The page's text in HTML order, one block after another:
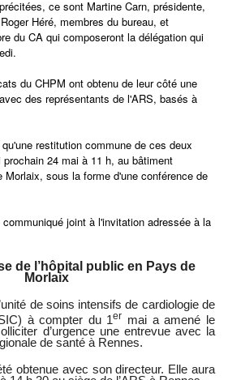
ce sont Martine Carn, présidente,
Héré, membres du bureau, et
du CA qui composeront la délégation qui
du CHPM ont obtenu de leur côté une
des représentants de l'ARS, basés à
restitution commune de ces deux
24 mai à 11 h, au bâtiment
Morlaix, sous la forme d'une conférence de
joint à l'invitation adressée à la
de l’hôpital public en Pays de
Morlaix
de soins intensifs de cardiologie de
à compter du 1er mai a amené le
d’urgence une entrevue avec la
de santé à Rennes.
obtenue avec son directeur. Elle aura